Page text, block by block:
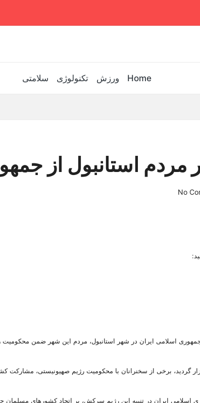
Home ورزش تکنولوژی سلامتی
مردم استانبول از
No
اسلامی ایران در شهر استانبول، مردم این شهر ضمن محکومیت
گردید، برخی از سخنرانان با محکومیت رژیم صهیونیستی،
اسلامی ایران در تنبیه این رژیم سرکش، بر اتحاد کشورهای مسلمان